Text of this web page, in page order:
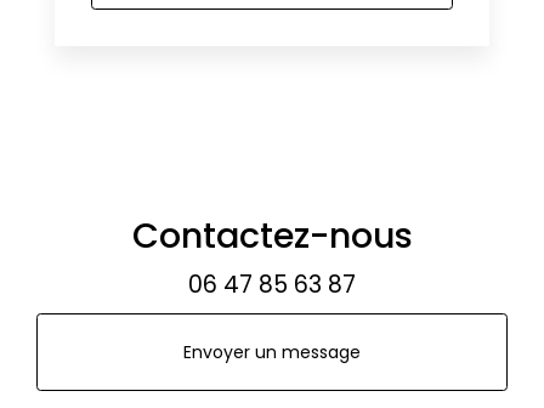
Contactez-nous
06 47 85 63 87
Envoyer un message